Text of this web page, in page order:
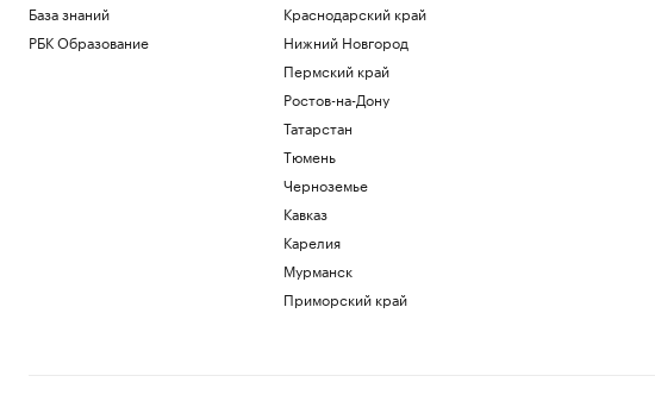
База знаний
РБК Образование
Краснодарский край
Нижний Новгород
Пермский край
Ростов-на-Дону
Татарстан
Тюмень
Черноземье
Кавказ
Карелия
Мурманск
Приморский край